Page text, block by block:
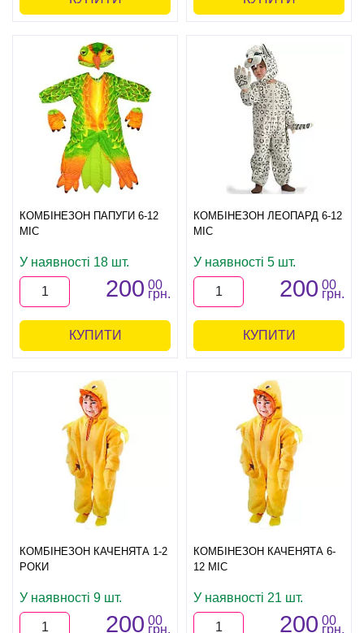
КОМБІНЕЗОН ПАПУГИ 6-12
МІС
У наявності 18 шт.
200 00
грн.
КУПИТИ
КОМБІНЕЗОН ЛЕОПАРД 6-12
МІС
У наявності 5 шт.
200 00
грн.
КУПИТИ
КОМБІНЕЗОН КАЧЕНЯТА 1-2
РОКИ
У наявності 9 шт.
200 00
грн.
КОМБІНЕЗОН КАЧЕНЯТА 6-
12 МІС
У наявності 21 шт.
200 00
грн.